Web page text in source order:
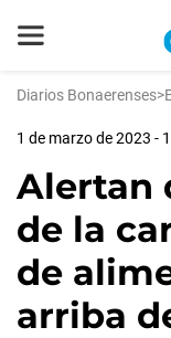
Diarios Bonaerenses>
1 de marzo de 2023 -
Alertan
de la
de
arriba